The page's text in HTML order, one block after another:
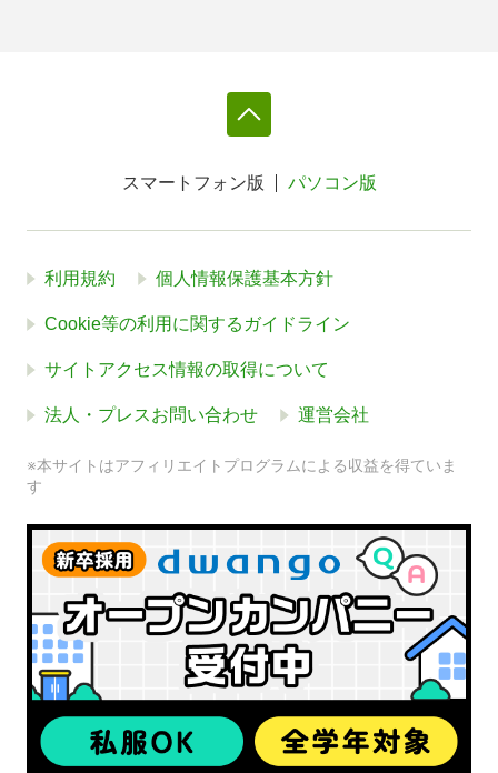
スマートフォン版 パソコン版
利用規約 個人情報保護基本方針
Cookie等の利用に関するガイドライン
サイトアクセス情報の取得について
法人・プレスお問い合わせ 運営会社
※本サイトはアフィリエイトプログラムによる収益を得ていま
す